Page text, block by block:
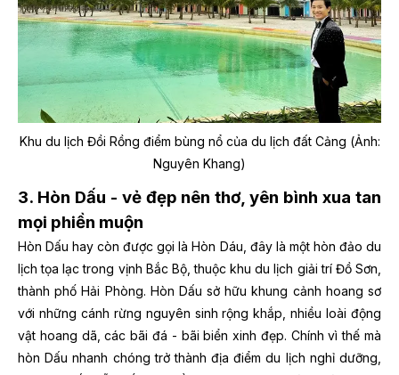
Khu du lịch Đồi Rồng điểm bùng nổ của du lịch đất Cảng (Ảnh:
Nguyên Khang)
3. Hòn Dấu - vẻ đẹp nên thơ, yên bình xua tan
mọi phiền muộn
Hòn Dấu hay còn được gọi là Hòn Dáu, đây là một hòn đảo du
lịch tọa lạc trong vịnh Bắc Bộ, thuộc khu du lịch giải trí Đồ Sơn,
thành phố Hải Phòng. Hòn Dấu sở hữu khung cảnh hoang sơ
với những cánh rừng nguyên sinh rộng khắp, nhiều loài động
vật hoang dã, các bãi đá - bãi biển xinh đẹp. Chính vì thế mà
hòn Dấu nhanh chóng trở thành địa điểm du lịch nghỉ dưỡng,